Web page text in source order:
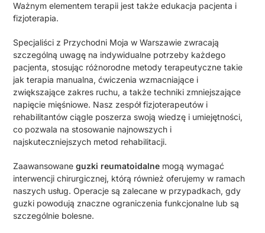
Ważnym elementem terapii jest także edukacja pacjenta i
fizjoterapia.
Specjaliści z Przychodni Moja w Warszawie zwracają
szczególną uwagę na indywidualne potrzeby każdego
pacjenta, stosując różnorodne metody terapeutyczne takie
jak terapia manualna, ćwiczenia wzmacniające i
zwiększające zakres ruchu, a także techniki zmniejszające
napięcie mięśniowe. Nasz zespół fizjoterapeutów i
rehabilitantów ciągle poszerza swoją wiedzę i umiejętności,
co pozwala na stosowanie najnowszych i
najskuteczniejszych metod rehabilitacji.
Zaawansowaneguzki reumatoidalne mogą wymagać
interwencji chirurgicznej, którą również oferujemy w ramach
naszych usług. Operacje są zalecane w przypadkach, gdy
guzki powodują znaczne ograniczenia funkcjonalne lub są
szczególnie bolesne.